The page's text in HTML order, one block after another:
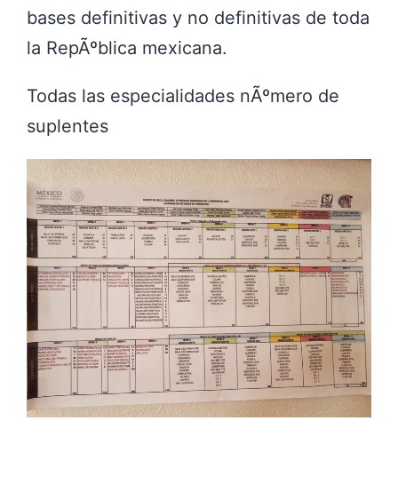
bases definitivas y no definitivas de toda
la RepÃºblica mexicana.
Todas las especialidades nÃºmero de
suplentes